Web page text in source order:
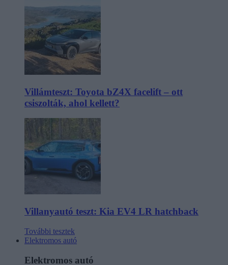
Villámteszt: Toyota bZ4X facelift – ott
csiszolták, ahol kellett?
Villanyautó teszt: Kia EV4 LR hatchback
További tesztek
Elektromos autó
Elektromos autó